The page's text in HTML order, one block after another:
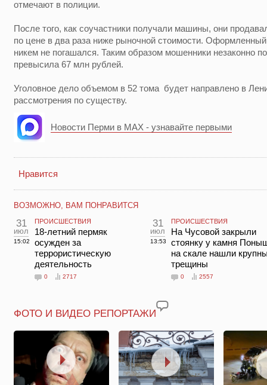
отмечают в полиции.
После того, как соучастники получали машины, они
по цене в два раза ниже рыночной стоимости.
никем не погашался. Таким образом мошенники незаконно
превысила 67 млн рублей.
Уголовное дело объемом в 52 тома будет направлено в
рассмотрения по существу.
Новости Перми в MAX - узнавайте первыми
Нравится
ВОЗМОЖНО, ВАМ ПОНРАВИТСЯ
31
июл
15:02
ПРОИСШЕСТВИЯ
18-летний пермяк
осужден за
террористическую
деятельность
0 2717
31
июл
13:53
ПРОИСШЕСТВИЯ
На Чусовой закрыли
стоянку у камня
на скале нашли
трещины
0 2557
ФОТО И ВИДЕО РЕПОРТАЖИ